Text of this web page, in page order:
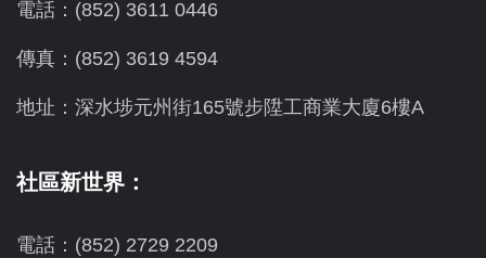
電話：(852) 3611 0446
傳真：(852) 3619 4594
地址： 深水埗元州街165號步陞工商業大廈6樓A
社區新世界：
電話：(852) 2729 2209